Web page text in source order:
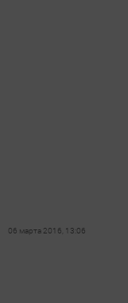
06 марта 2016, 13:06